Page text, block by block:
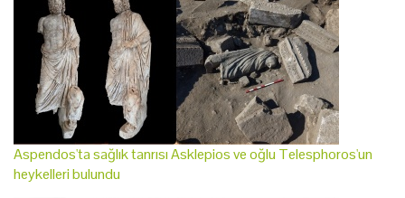
Aspendos'ta sağlık tanrısı Asklepios ve oğlu Telesphoros'un
heykelleri bulundu